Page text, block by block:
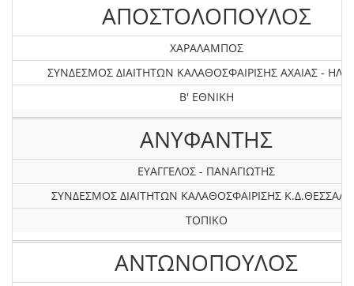
ΑΠΟΣΤΟΛΟΠΟΥΛΟΣ
ΧΑΡΑΛΑΜΠΟΣ
ΣΥΝΔΕΣΜΟΣ ΔΙΑΙΤΗΤΩΝ ΚΑΛΑΘΟΣΦΑΙΡΙΣΗΣ AXAIAΣ -
Β' ΕΘΝΙΚΗ
ΑΝΥΦΑΝΤΗΣ
ΕΥΑΓΓΕΛΟΣ - ΠΑΝΑΓΙΩΤΗΣ
ΣΥΝΔΕΣΜΟΣ ΔΙΑΙΤΗΤΩΝ ΚΑΛΑΘΟΣΦΑΙΡΙΣΗΣ
ΤΟΠΙΚΟ
ΑΝΤΩΝΟΠΟΥΛΟΣ